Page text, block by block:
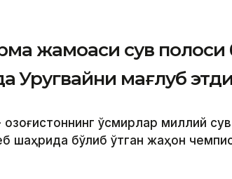
жамоаси сув
Уругвайни мағлуб этди
Қозоғистоннинг ўсмирлар миллий
шаҳрида бўлиб ўтган жаҳон